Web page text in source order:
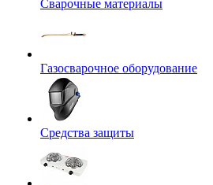
Сварочные материалы
Газосварочное оборудование
Средства защиты